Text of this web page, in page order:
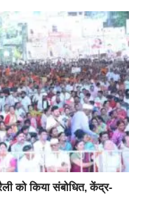
को किया संबोधित, केंद्र-